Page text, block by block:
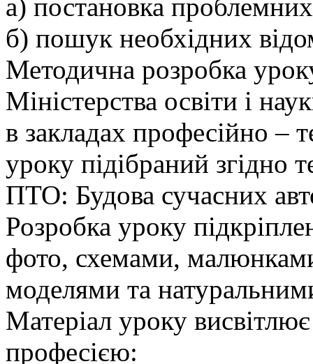
а) постановка
б) пошук необхідних
Методична розробка
Міністерства освіти і
в закладах професійно –
уроку підібраний
ПТО: Будова сучасних
Розробка уроку
фото, схемами,
моделями та
Матеріал уроку
професією: